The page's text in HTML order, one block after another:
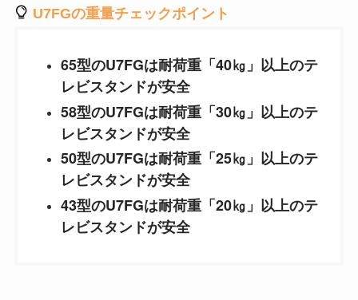
U7FGの重量チェックポイント
65型のU7FGは耐荷重「40㎏」以上のテ
レビスタンドが安全
58型のU7FGは耐荷重「30㎏」以上のテ
レビスタンドが安全
50型のU7FGは耐荷重「25㎏」以上のテ
レビスタンドが安全
43型のU7FGは耐荷重「20㎏」以上のテ
レビスタンドが安全